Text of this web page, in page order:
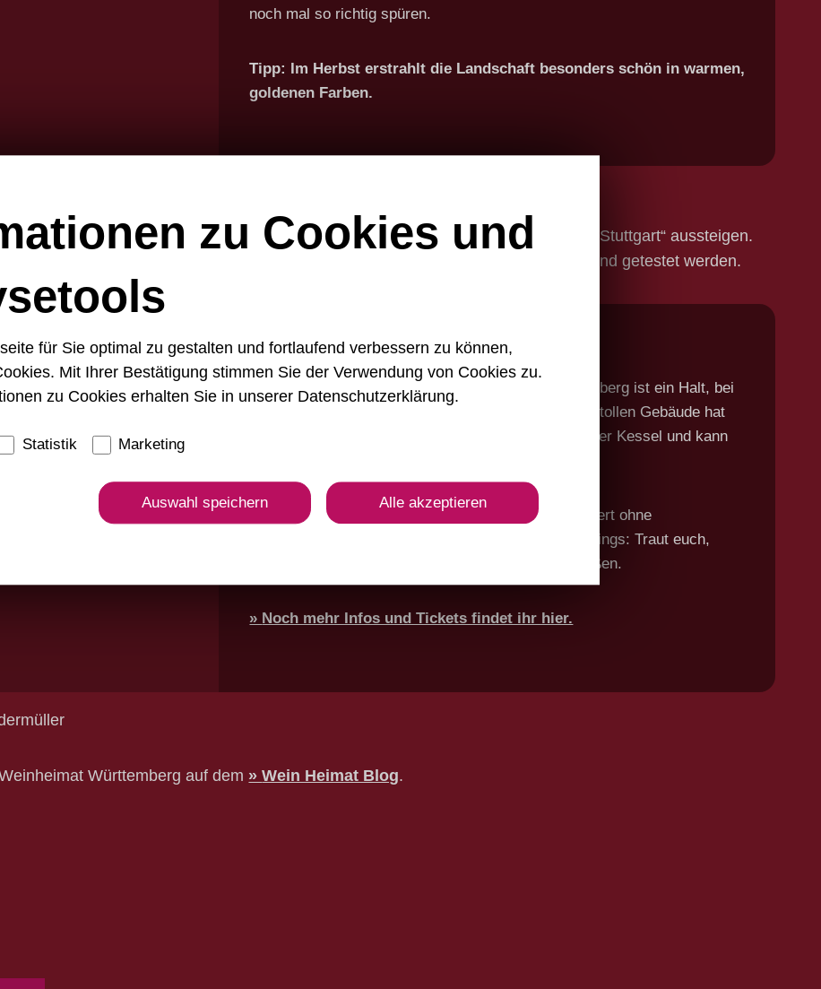
noch mal so richtig spüren.
Tipp: Im Herbst erstrahlt die Landschaft besonders schön in warmen,
goldenen Farben.
erleben
Stuttgart noch näher kennenlernen möchte, sollte beim Stopp „Weinbaumuseum Stuttgart“ aussteigen.
mit allen Sinnen. In der neuen Ausstellung darf sogar auch mal geschnuppert und getestet werden.
Romantische Grabkapelle bei großartiger Aussicht
Auch die romantische Grabkapelle auf dem Württemberg ist ein Halt, bei
der es sich definitiv lohnt auszusteigen. Neben dem tollen Gebäude hat
man eine unvergleichbare Aussicht auf den Stuttgarter Kessel und kann
Insgesamt hat die Weintour 8 Haltestellen und dauert ohne
Unterbrechung ca. 35 Minuten. Wir empfehlen allerdings: Traut euch,
auszusteigen und die herrliche Landschaft zu genießen.
Noch mehr Infos und Tickets findet ihr hier.
Württemberg auf dem Wein Heimat Blog.
zu Cookies und
für Sie optimal zu gestalten und fortlaufend verbessern zu können,
Mit Ihrer Bestätigung stimmen Sie der Verwendung von Cookies zu.
zu Cookies erhalten Sie in unserer Datenschutzerklärung.
Statistik Marketing
Auswahl speichern Alle akzeptieren